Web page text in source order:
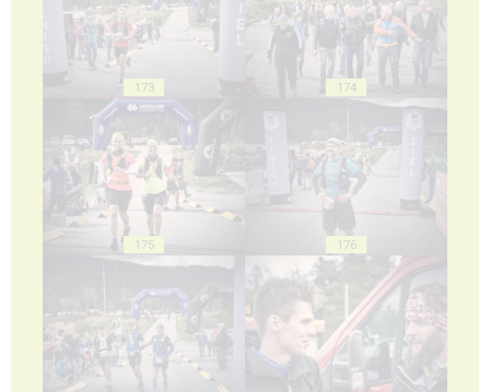
173 174
175 176